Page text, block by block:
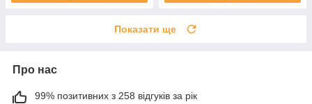
Показати ще
Про нас
99% позитивних з 258 відгуків за рік